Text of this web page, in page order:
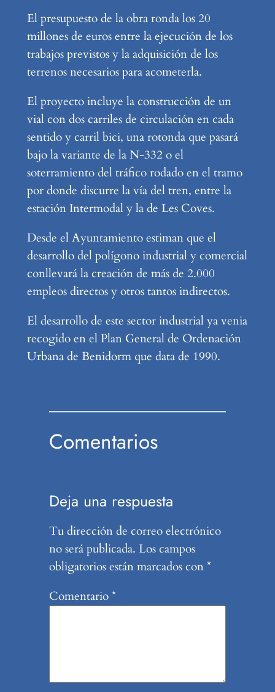
El presupuesto de la obra ronda los 20
millones de euros entre la ejecución de los
trabajos previstos y la adquisición de los
terrenos necesarios para acometerla.
El proyecto incluye la construcción de un
vial con dos carriles de circulación en cada
sentido y carril bici, una rotonda que pasará
bajo la variante de la N-332 o el
soterramiento del tráfico rodado en el tramo
por donde discurre la vía del tren, entre la
estación Intermodal y la de Les Coves.
Desde el Ayuntamiento estiman que el
desarrollo del polígono industrial y comercial
conllevará la creación de más de 2.000
empleos directos y otros tantos indirectos.
El desarrollo de este sector industrial ya venia
recogido en el Plan General de Ordenación
Urbana de Benidorm que data de 1990.
Comentarios
Deja una respuesta
Tu dirección de correo electrónico
no será publicada. Los campos
obligatorios están marcados con*
Comentario*